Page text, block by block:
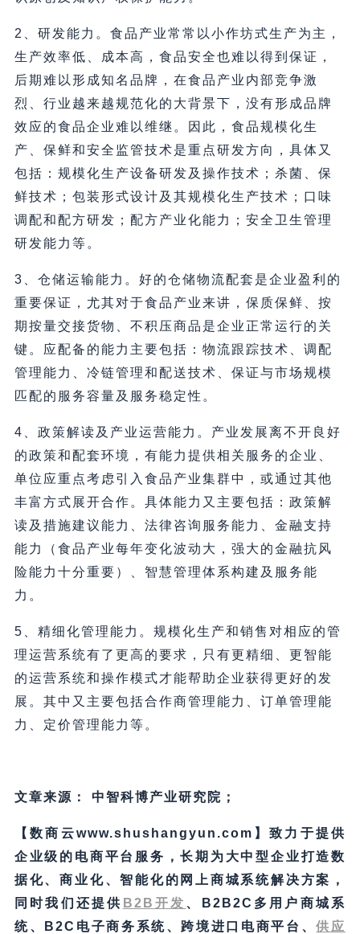
2、研发能力。食品产业常常以小作坊式生产为主，
生产效率低、成本高，食品安全也难以得到保证，
后期难以形成知名品牌，在食品产业内部竞争激
烈、行业越来越规范化的大背景下，没有形成品牌
效应的食品企业难以维继。因此，食品规模化生
产、保鲜和安全监管技术是重点研发方向，具体又
包括：规模化生产设备研发及操作技术；杀菌、保
鲜技术；包装形式设计及其规模化生产技术；口味
调配和配方研发；配方产业化能力；安全卫生管理
研发能力等。
3、仓储运输能力。好的仓储物流配套是企业盈利的
重要保证，尤其对于食品产业来讲，保质保鲜、按
期按量交接货物、不积压商品是企业正常运行的关
键。应配备的能力主要包括：物流跟踪技术、调配
管理能力、冷链管理和配送技术、保证与市场规模
匹配的服务容量及服务稳定性。
4、政策解读及产业运营能力。产业发展离不开良好
的政策和配套环境，有能力提供相关服务的企业、
单位应重点考虑引入食品产业集群中，或通过其他
丰富方式展开合作。具体能力又主要包括：政策解
读及措施建议能力、法律咨询服务能力、金融支持
能力（食品产业每年变化波动大，强大的金融抗风
险能力十分重要）、智慧管理体系构建及服务能
力。
5、精细化管理能力。规模化生产和销售对相应的管
理运营系统有了更高的要求，只有更精细、更智能
的运营系统和操作模式才能帮助企业获得更好的发
展。其中又主要包括合作商管理能力、订单管理能
力、定价管理能力等。
文章来源： 中智科博产业研究院；
【数商云www.shushangyun.com】致力于提供
企业级的电商平台服务，长期为大中型企业打造数
据化、商业化、智能化的网上商城系统解决方案，
同时我们还提供 B2B 开发 、B2B2C多用户商城系
统、B2C电子商务系统、跨境进口电商平台、供应